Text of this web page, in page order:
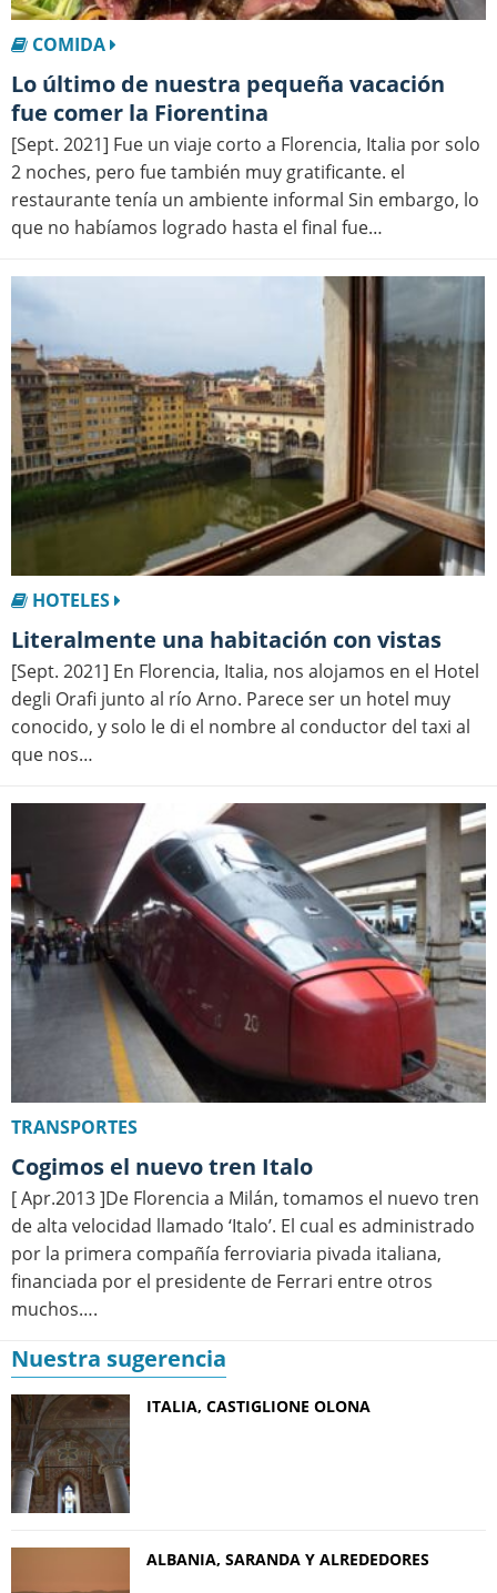
COMIDA
Lo último de nuestra pequeña vacación
fue comer la Fiorentina
[Sept. 2021] Fue un viaje corto a Florencia, Italia por solo
2 noches, pero fue también muy gratificante. el
restaurante tenía un ambiente informal Sin embargo, lo
que no habíamos logrado hasta el final fue…
HOTELES
Literalmente una habitación con vistas
[Sept. 2021] En Florencia, Italia, nos alojamos en el Hotel
degli Orafi junto al río Arno. Parece ser un hotel muy
conocido, y solo le di el nombre al conductor del taxi al
que nos…
TRANSPORTES
Cogimos el nuevo tren Italo
[ Apr.2013 ]De Florencia a Milán, tomamos el nuevo tren
de alta velocidad llamado ‘Italo’. El cual es administrado
por la primera compañía ferroviaria pivada italiana,
financiada por el presidente de Ferrari entre otros
muchos….
Nuestra sugerencia
ITALIA, CASTIGLIONE OLONA
ALBANIA, SARANDA Y ALREDEDORES